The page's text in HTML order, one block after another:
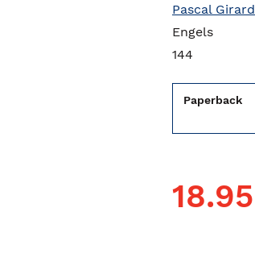
Pascal Girard
Engels
144
Paperback
18.95